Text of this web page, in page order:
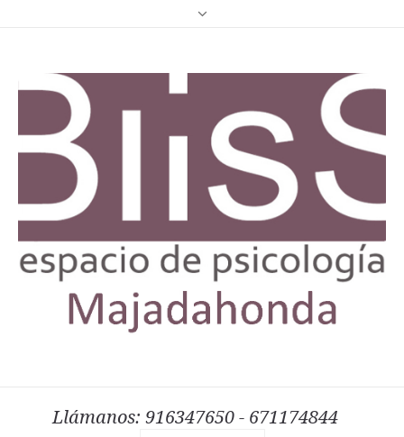
Llámanos: 916347650 - 671174844